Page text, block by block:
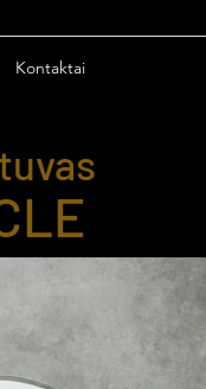
Kontaktai